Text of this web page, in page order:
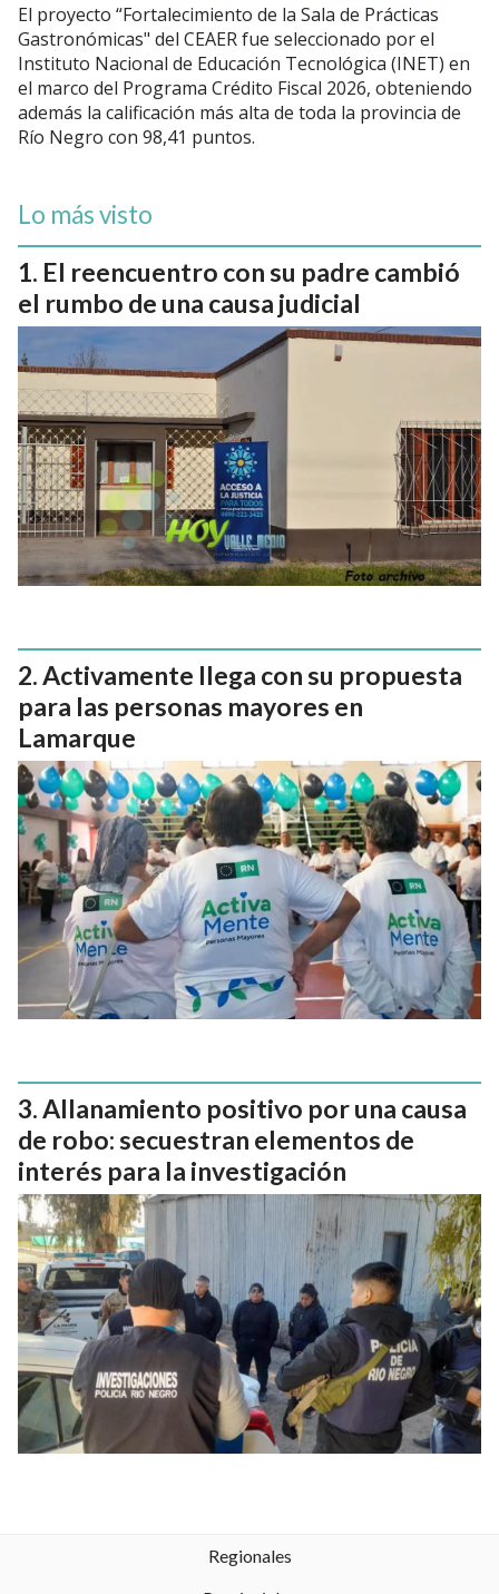
El proyecto “Fortalecimiento de la Sala de Prácticas
Gastronómicas" del CEAER fue seleccionado por el
Instituto Nacional de Educación Tecnológica (INET) en
el marco del Programa Crédito Fiscal 2026, obteniendo
además la calificación más alta de toda la provincia de
Río Negro con 98,41 puntos.
Lo más visto
El reencuentro con su padre cambió
el rumbo de una causa judicial
Activamente llega con su propuesta
para las personas mayores en
Lamarque
Allanamiento positivo por una causa
de robo: secuestran elementos de
interés para la investigación
Regionales